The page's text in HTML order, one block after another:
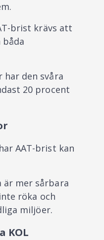
brist krävs att
har den svåra
20 procent
AAT-brist kan
är mer sårbara
röka och
miljöer.
KOL